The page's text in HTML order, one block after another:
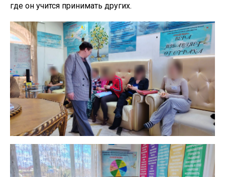
где он учится принимать других.